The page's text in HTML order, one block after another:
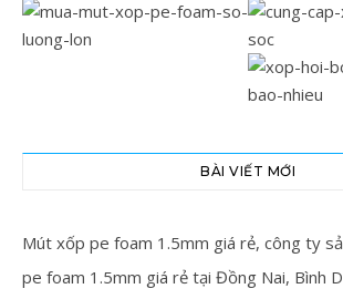
BÀI VIẾT MỚI
Mút xốp pe foam 1.5mm giá rẻ, công ty
pe foam 1.5mm giá rẻ tại Đồng Nai, Bình